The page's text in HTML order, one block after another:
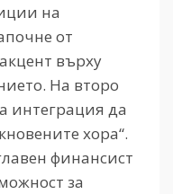
на
от
върху
На второ
интеграция да
хора“.
финансист
за